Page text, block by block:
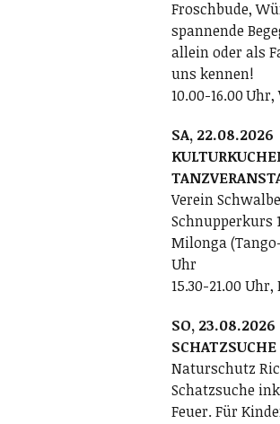
Froschbude,
spannende
allein oder als
uns kennen!
10.00-16.00
SA, 22.08.2026
Verein
Schnupperkurs
Milonga
Uhr
15.30-21.00
SO, 23.08.2026
Naturschutz
Schatzsuche
Feuer. Für